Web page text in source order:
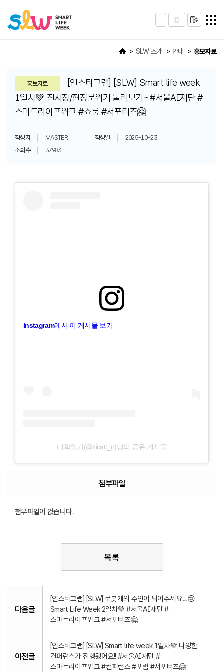
SLW 소개 안내 홍보자료
홍보자료
[인스타그램] [SLW] Smart life week
1일차💚 전시장/현장분위기 둘러보기~ #서울AI재단 #
스마트라이프위크 #쇼룸 #서포터즈🤗
작성자 MASTER 작성일
2025-10-23
조회수
37983
Instagram에서 이 게시물 보기
대학일기(@kicatt_n)님의 공유 게시물
첨부파일
첨부파일이 없습니다.
목록
다음글
[인스타그램] [SLW] 로봇개의 주인이 되어주세요...😢
Smart Life Week 2일차💚 #서울AI재단 #
스마트라이프위크 #서포터즈🤗
이전글
[인스타그램] [SLW] Smart life week 1일차💚 다양한
컨퍼런스가 진행됐어요!! #서울AI재단 #
스마트라이프위크 #컨퍼런스 #포럼 #서포터즈🤗